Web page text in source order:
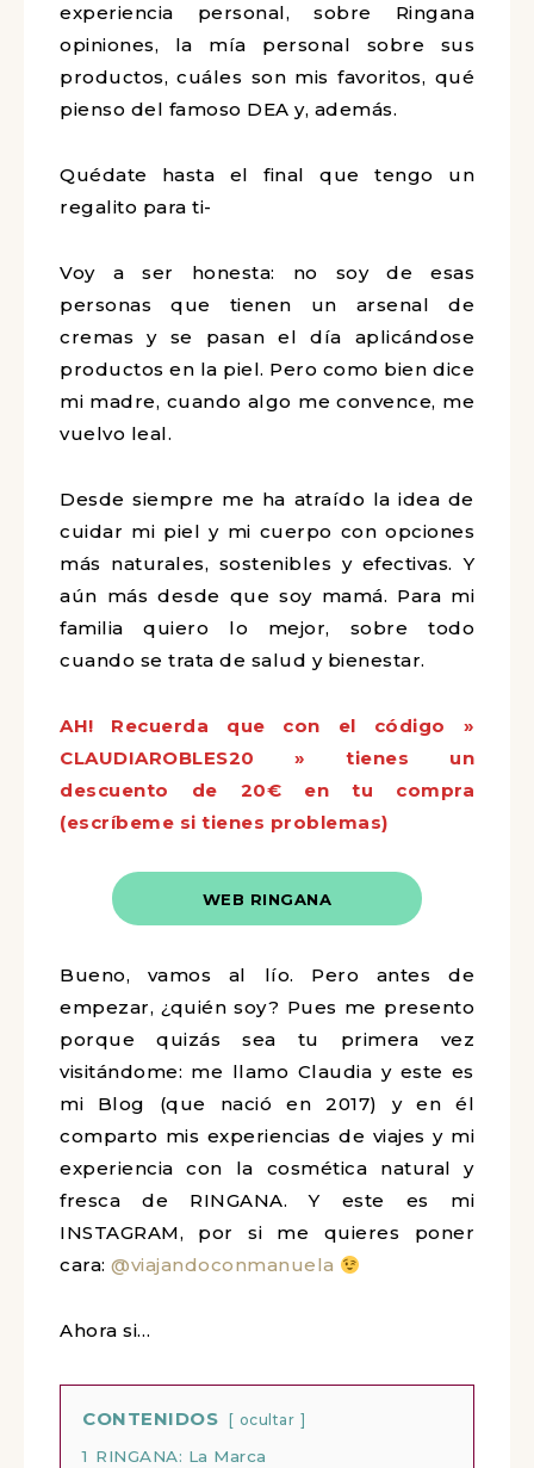
experiencia personal, sobre Ringana
opiniones, la mía personal sobre sus
productos, cuáles son mis favoritos, qué
pienso del famoso DEA y, además.
Quédate hasta el final que tengo un
regalito para ti-
Voy a ser honesta: no soy de esas
personas que tienen un arsenal de
cremas y se pasan el día aplicándose
productos en la piel. Pero como bien dice
mi madre, cuando algo me convence, me
vuelvo leal.
Desde siempre me ha atraído la idea de
cuidar mi piel y mi cuerpo con opciones
más naturales, sostenibles y efectivas. Y
aún más desde que soy mamá. Para mi
familia quiero lo mejor, sobre todo
cuando se trata de salud y bienestar.
AH! Recuerda que con el código »
CLAUDIAROBLES20 » tienes un
descuento de 20€ en tu compra
(escríbeme si tienes problemas)
WEB RINGANA
Bueno, vamos al lío. Pero antes de
empezar, ¿quién soy? Pues me presento
porque quizás sea tu primera vez
visitándome: me llamo Claudia y este es
mi Blog (que nació en 2017) y en él
comparto mis experiencias de viajes y mi
experiencia con la cosmética natural y
fresca de RINGANA. Y este es mi
INSTAGRAM, por si me quieres poner
cara: @viajandoconmanuela
Ahora si…
CONTENIDOS ocultar
1 RINGANA: La Marca